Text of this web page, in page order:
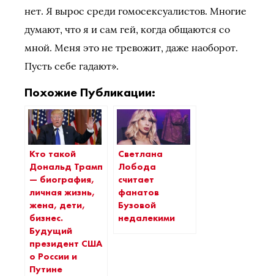
нет. Я вырос среди гомосексуалистов. Многие
думают, что я и сам гей, когда общаются со
мной. Меня это не тревожит, даже наоборот.
Пусть себе гадают».
Похожие Публикации:
Кто такой
Дональд Трамп
— биография,
личная жизнь,
жена, дети,
бизнес.
Будущий
президент США
о России и
Путине
Светлана
Лобода
считает
фанатов
Бузовой
недалекими